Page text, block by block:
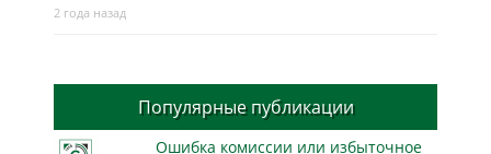
2 года назад
Популярные публикации
Ошибка комиссии или избыточное